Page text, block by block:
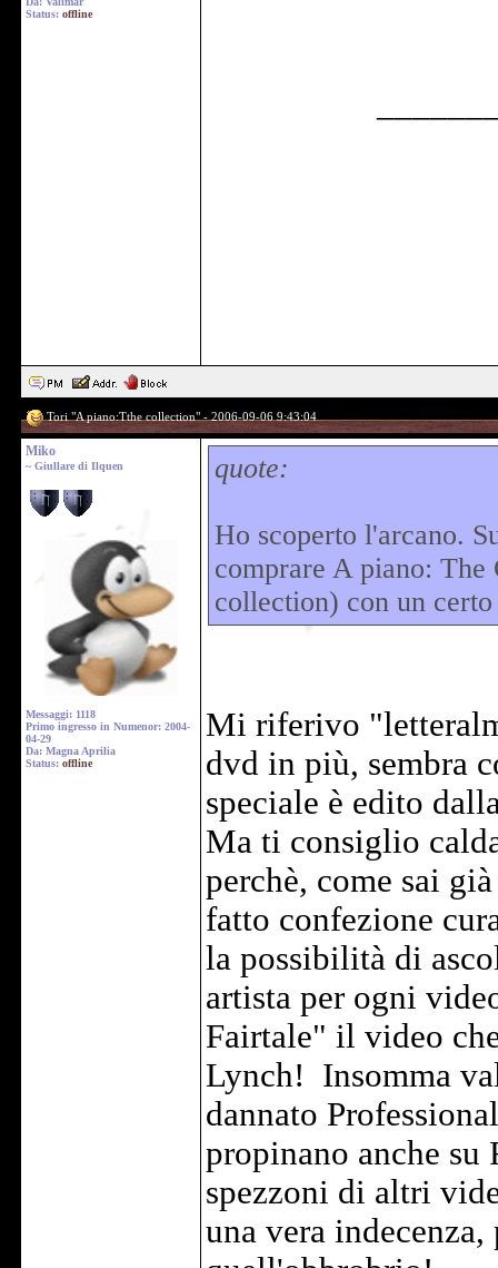
Status: offline
Tori "A piano:Tthe collection" - 2006-09-06 9:43:04
Miko
~ Giullare di Ilquen
Messaggi: 1118
Primo ingresso in Numenor: 2004-
04-29
Da: Magna Aprilia
Status: offline
quote:
Ho scoperto l'arcano.
comprare A piano:
collection) con un certo
Mi riferivo
dvd in più, sembra
speciale è edito
Ma ti consiglio
perchè, come sai
fatto confezione
la possibilità di
artista per ogni
Fairtale" il video
Lynch! Insomma
dannato
propinano anche
spezzoni di altri
una vera